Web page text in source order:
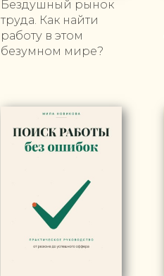
Бездушный рынок
труда. Как найти
работу в этом
безумном мире?